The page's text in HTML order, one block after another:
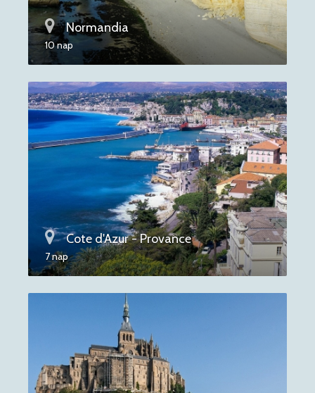
Normandia
10 nap
Cote d'Azur - Provance
7 nap